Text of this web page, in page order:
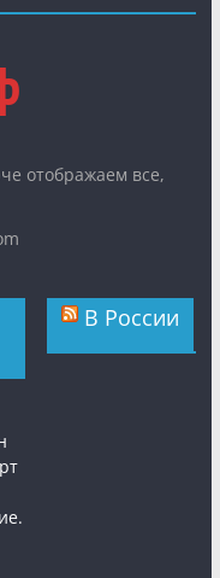
отображаем все,
В России